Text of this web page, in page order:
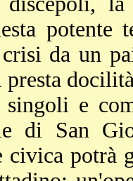
potente
da un
presta
singoli e
di San
civica potrà